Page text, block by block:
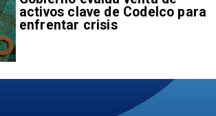
activos clave de Codelco para
enfrentar crisis